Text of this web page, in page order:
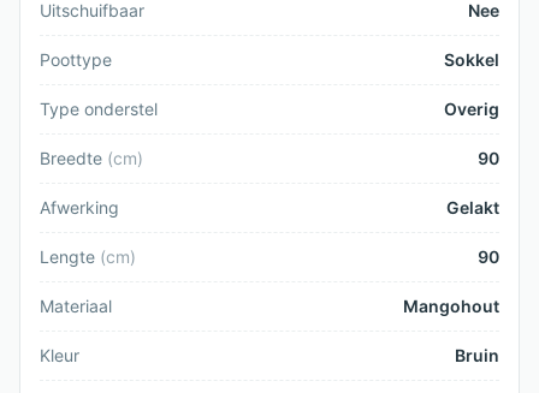
Uitschuifbaar Nee
Poottype Sokkel
Type onderstel Overig
Breedte (cm) 90
Afwerking Gelakt
Lengte (cm) 90
Materiaal Mangohout
Kleur Bruin